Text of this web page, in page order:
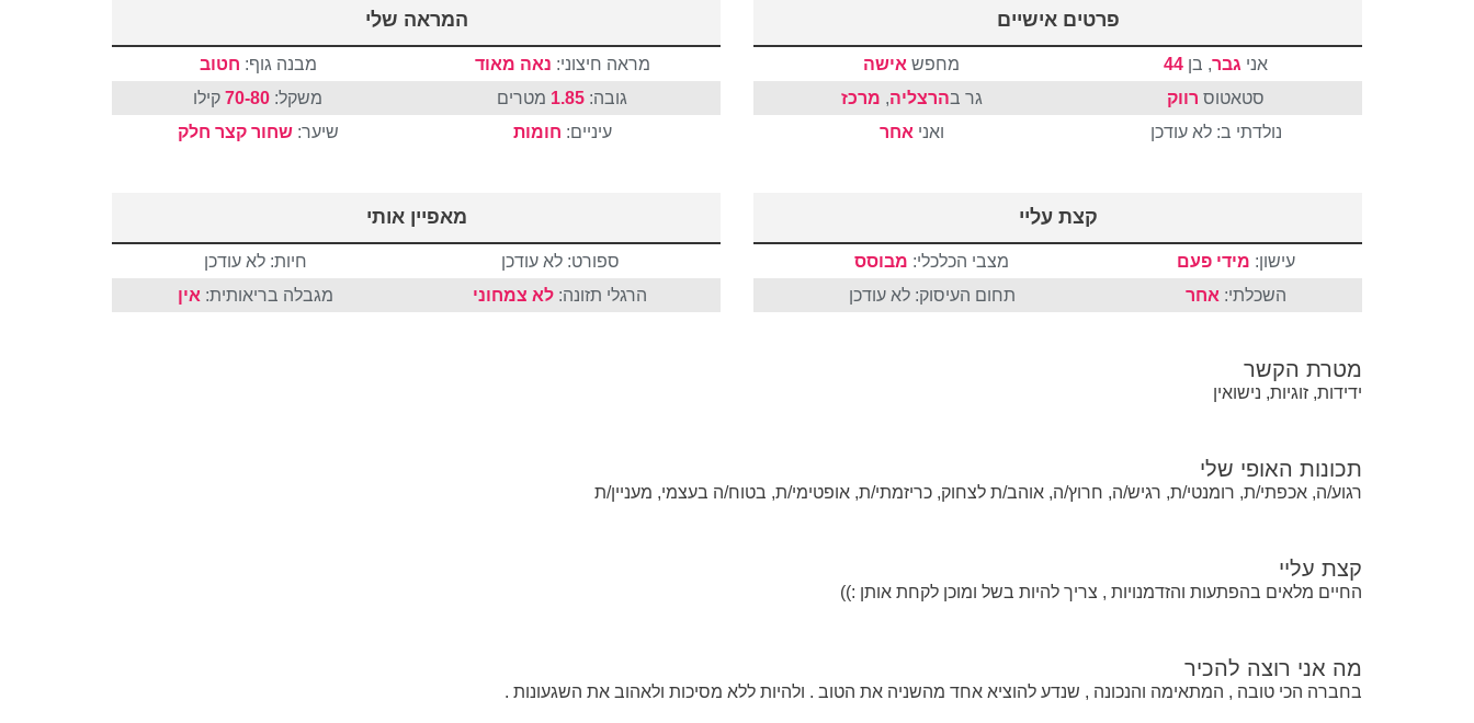
פרטים אישיים
אני גבר, בן 44 מחפש אישה
סטאטוס רווק גר בהרצליה, מרכז
נולדתי ב: לא עודכן
ואני אחר
המראה שלי
מראה חיצוני: נאה מאוד מבנה גוף: חטוב
גובה: 1.85 מטרים משקל: 70-80 קילו
עיניים: חומות שיער:שחור קצר חלק
קצת עליי
עישון: מידי פעם מצבי הכלכלי: מבוסס
השכלתי: אחר תחום העיסוק: לא עודכן
מאפיין אותי
ספורט: לא עודכן
חיות: לא עודכן
הרגלי תזונה: לא צמחוני מגבלה בריאותית: אין
מטרת הקשר
ידידות, זוגיות, נישואין
תכונות האופי שלי
רגוע/ה, אכפתי/ת, רומנטי/ת, רגיש/ה, חרוץ/ה, אוהב/ת לצחוק, כריזמתי/ת, אופטימי/ת, בטוח/ה בעצמי, מעניין/ת
קצת עליי
החיים מלאים בהפתעות והזדמנויות , צריך להיות בשל ומוכן לקחת אותן :))
מה אני רוצה להכיר
בחברה הכי טובה , המתאימה והנכונה , שנדע להוציא אחד מהשניה את הטוב . ולהיות ללא מסיכות ולאהוב את השגעונות .